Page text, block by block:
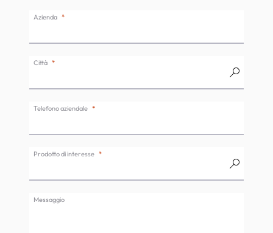
Azienda
Città
Telefono aziendale
Prodotto di interesse
Messaggio